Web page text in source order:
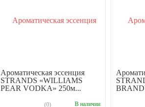
Ароматическая эссенция
STRANDS «WILLIAMS
PEAR VODKA» 250м...
(0) В наличии